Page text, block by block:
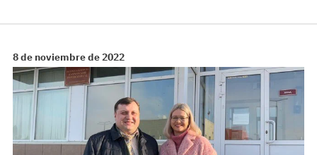
8 de noviembre de 2022